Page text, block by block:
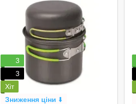
3
3
Хіт
Зниження ціни ⬇️